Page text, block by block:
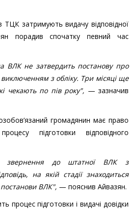
затримують видачу відповідної
порадив спочатку певний час
ВЛК не затвердить постанову про
з обліку. Три місяці ще
чекають по пів року", — зазначив
громадянин має право
підготовки відповідного
звернення до штатної ВЛК з
на якій стадії знаходиться
ВЛК", — пояснив Айвазян.
процес підготовки і видачі довідки